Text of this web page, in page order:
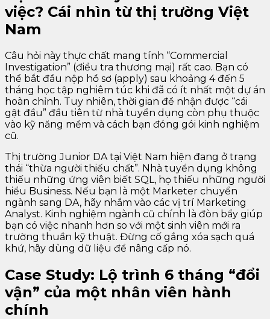
việc? Cái nhìn từ thị trường Việt
Nam
Câu hỏi này thực chất mang tính “Commercial
Investigation” (điều tra thương mại) rất cao. Bạn có
thể bắt đầu nộp hồ sơ (apply) sau khoảng 4 đến 5
tháng học tập nghiêm túc khi đã có ít nhất một dự án
hoàn chỉnh. Tuy nhiên, thời gian để nhận được “cái
gật đầu” đầu tiên từ nhà tuyển dụng còn phụ thuộc
vào kỹ năng mềm và cách bạn đóng gói kinh nghiệm
cũ.
Thị trường Junior DA tại Việt Nam hiện đang ở trạng
thái “thừa người thiếu chất”. Nhà tuyển dụng không
thiếu những ứng viên biết SQL, họ thiếu những người
hiểu Business. Nếu bạn là một Marketer chuyển
ngành sang DA, hãy nhắm vào các vị trí Marketing
Analyst. Kinh nghiệm ngành cũ chính là đòn bẩy giúp
bạn có việc nhanh hơn so với một sinh viên mới ra
trường thuần kỹ thuật. Đừng cố gắng xóa sạch quá
khứ, hãy dùng dữ liệu để nâng cấp nó.
Case Study: Lộ trình 6 tháng “đổi
vận” của một nhân viên hành
chính